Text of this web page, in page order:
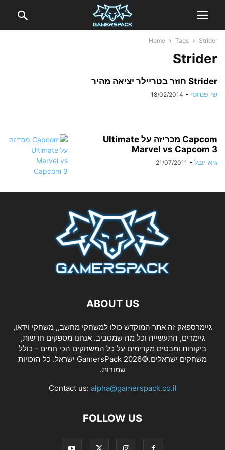
Home Tags Strider
Strider
Strider חוזר בטריילר יציאה מהיר
שי פנחסי -
18/02/2014
Capcom מכריזה על Ultimate
Marvel vs Capcom 3
גיא יובל -
21/07/2011
ABOUT US
גיימרספאק זה אתר המוקדש כולו למשחקי מחשב,, משחקי וידאו,
גיימרים, התעשייה וכל מה שמסביב. אנחנו מספקים חדשות,
ביקורות ומבטים מקדימים על כל המשחקים הכי חמים - כולל
משחקים ישראלים.©2026 GamersPack ישראל. כל הזכויות
שמורות.
Contact us: alpha@gamerspack.co.il
FOLLOW US